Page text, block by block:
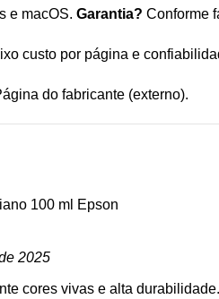
e macOS. Garantia? Conforme
custo por página e
do fabricante (externo).
100 ml Epson
2025
cores vivas e alta